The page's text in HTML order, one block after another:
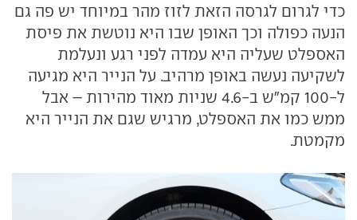
כדי לגרום לגרסה הזאת לזוז מהר במיוחד יש פה גם
הנעה כפולה וכך האופן שבו היא נוטשת את פיסת
האספלט שעליה היא עמדה לפני רגע ונעלמת
לשקיעה נעשה באופן מרהיב. על הנייר היא מגיעה
ל-100 קמ"ש ב-4.6 שניות מאוד מהירות – אבל
ממש כמו את האספלט, מרגיש שגם את הנייר היא
מקמטת.